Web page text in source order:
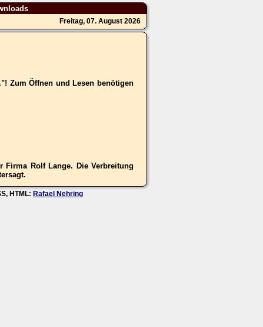
Freitag, 07. August 2026
Zum Öffnen und Lesen benötigen
Firma Rolf Lange. Die Verbreitung
HTML: Rafael Nehring